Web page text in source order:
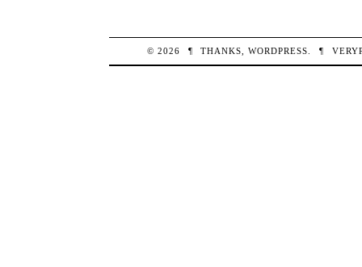
© 2026 ¶ THANKS,WORDPRESS ¶